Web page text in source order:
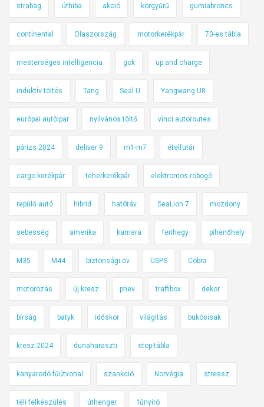
strabag úthiba akció körgyűrű gumiabroncs
continental Olaszország motorkerékpár 70-es tábla
mesterséges intelligencia gck up and charge
induktív töltés Tang Seal U Yangwang U8
európai autóipar nyilvános töltő vinci autoroutes
párizs 2024 deliver 9 m1-m7 ételfutár
cargo kerékpár teherkerékpár elektromos robogó
repülő autó hibrid hatótáv SeaLion 7 mozdony
sebesség amerika kamera ferihegy pihenőhely
M35 M44 biztonsági öv USPS Cobra
motorozás új kresz phev traffibox dekor
bírság batyk időskor világítás bukósisak
kresz 2024 dunaharaszti stop-tábla
kanyarodó fűútvonal szankció Norvégia stressz
téli felkészülés úthenger fűnyíró